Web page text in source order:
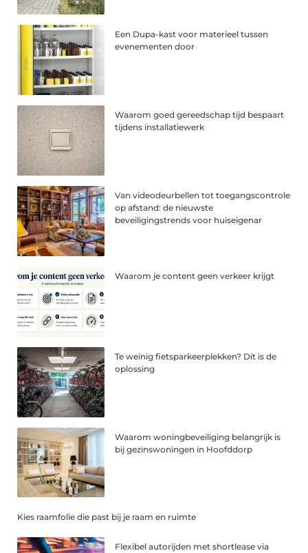
Een Dupa-kast voor materieel tussen
evenementen door
Waarom goed gereedschap tijd bespaart
tijdens installatiewerk
Van videodeurbellen tot toegangscontrole
op afstand: de nieuwste
beveiligingstrends voor huiseigenar
Waarom je content geen verkeer krijgt
Te weinig fietsparkeerplekken? Dit is de
oplossing
Waarom woningbeveiliging belangrijk is
bij gezinswoningen in Hoofddorp
Kies raamfolie die past bij je raam en ruimte
Flexibel autorijden met shortlease via